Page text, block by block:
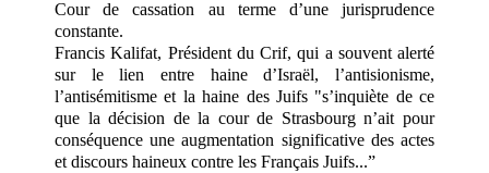
Cour de cassation au terme d’une jurisprudence
constante.
Francis Kalifat, Président du Crif, qui a souvent alerté
sur le lien entre haine d’Israël, l’antisionisme,
l’antisémitisme et la haine des Juifs "s’inquiète de ce
que la décision de la cour de Strasbourg n’ait pour
conséquence une augmentation significative des actes
et discours haineux contre les Français Juifs...”